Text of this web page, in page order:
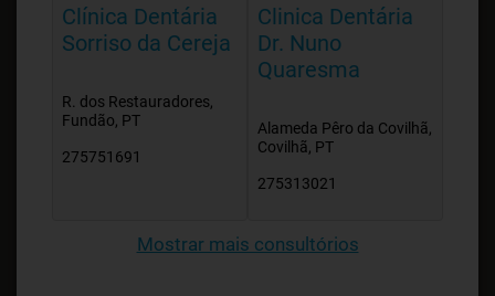
Clínica Dentária
Sorriso da Cereja
R. dos Restauradores,
Fundão, PT
275751691
Clinica Dentária
Dr. Nuno
Quaresma
Alameda Pêro da Covilhã,
Covilhã, PT
275313021
Mostrar mais consultórios